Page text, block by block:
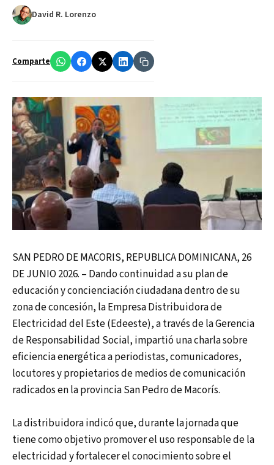
David R. Lorenzo
Comparte
SAN PEDRO DE MACORIS, REPUBLICA DOMINICANA, 26
DE JUNIO 2026. – Dando continuidad a su plan de
educación y concienciación ciudadana dentro de su
zona de concesión, la Empresa Distribuidora de
Electricidad del Este (Edeeste), a través de la Gerencia
de Responsabilidad Social, impartió una charla sobre
eficiencia energética a periodistas, comunicadores,
locutores y propietarios de medios de comunicación
radicados en la provincia San Pedro de Macorís.
La distribuidora indicó que, durante la jornada que
tiene como objetivo promover el uso responsable de la
electricidad y fortalecer el conocimiento sobre el